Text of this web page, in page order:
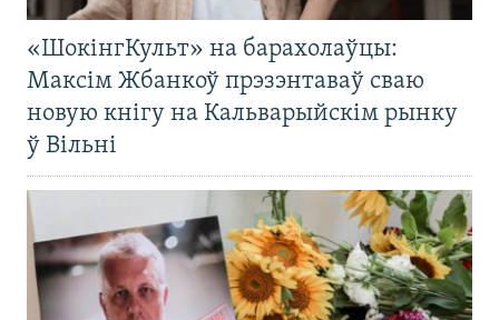
«ШокінгКульт» на барахолаўцы:
Максім Жбанкоў прэзэнтаваў сваю
новую кнігу на Кальварыйскім рынку
ў Вільні